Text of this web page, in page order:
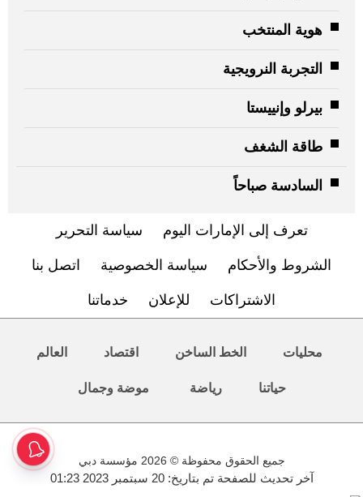
هوية المنتخب
التجربة النرويجية
بيرلو وإنييستا
طاقة الشغف
السادسة صباحاً
تعرف إلى الإمارات اليوم سياسة التحرير
الشروط والأحكام سياسة الخصوصية اتصل بنا
الاشتراكات للإعلان خدماتنا
محليات الخط الساخن اقتصاد العالم
حياتنا رياضة موضة وجمال
جميع الحقوق محفوظة © 2026 مؤسسة دبي
آخر تحديث للصفحة تم بتاريخ: 20 سبتمبر 2023 01:23